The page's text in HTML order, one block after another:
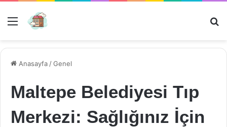
Menü
Anasayfa /Genel
Maltepe Belediyesi Tıp
Merkezi: Sağlığınız İçin